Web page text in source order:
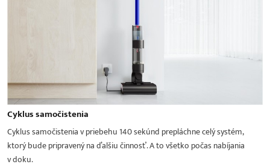
Cyklus samočistenia
Cyklus samočistenia v priebehu 140 sekúnd prepláchne celý systém,
ktorý bude pripravený na ďalšiu činnosť. A to všetko počas nabíjania
v doku.